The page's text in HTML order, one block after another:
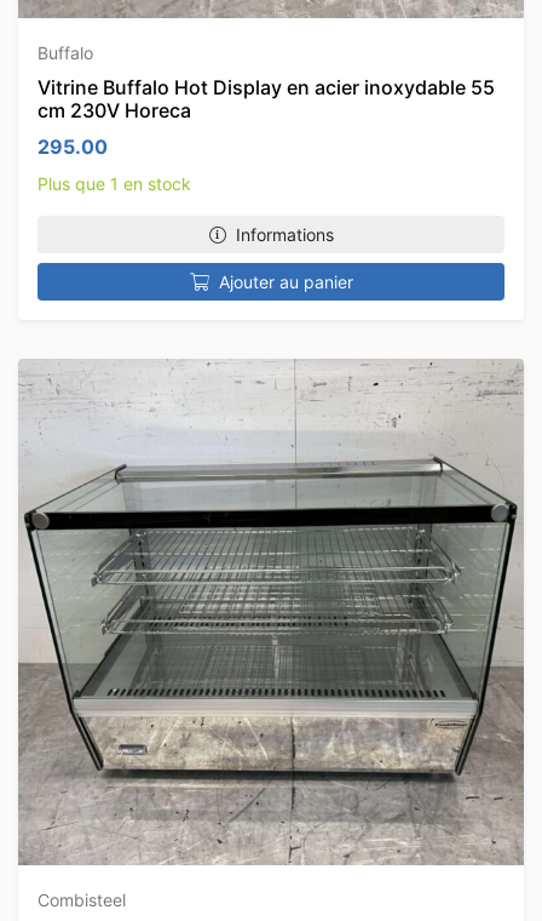
Buffalo
Vitrine Buffalo Hot Display en acier inoxydable 55
cm 230V Horeca
295.00
Plus que 1 en stock
Informations
Ajouter au panier
Combisteel